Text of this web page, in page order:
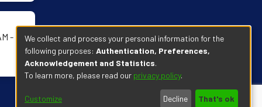
-
We collect and process your personal information for the
following purposes: Authentication, Preferences,
Acknowledgement and Statistics.
To learn more, please read our privacy policy.
Customize Decline That's ok